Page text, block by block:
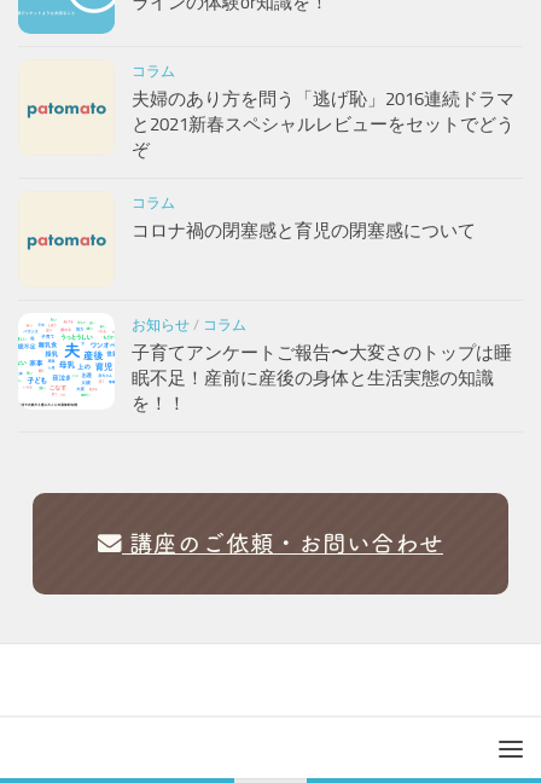
コラム
夫婦のあり方を問う「逃げ恥」2016連続ドラマ
と2021新春スペシャルレビューをセットでどう
ぞ
コラム
コロナ禍の閉塞感と育児の閉塞感について
お知らせ / コラム
子育てアンケートご報告〜大変さのトップは睡
眠不足！産前に産後の身体と生活実態の知識
を！！
講座のご依頼・お問い合わせ